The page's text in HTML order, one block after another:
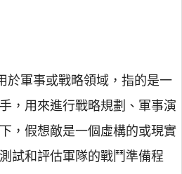
於軍事或戰略領域，指的是一
，用來進行戰略規劃、軍事演
，假想敵是一個虛構的或現實
試和評估軍隊的戰鬥準備程